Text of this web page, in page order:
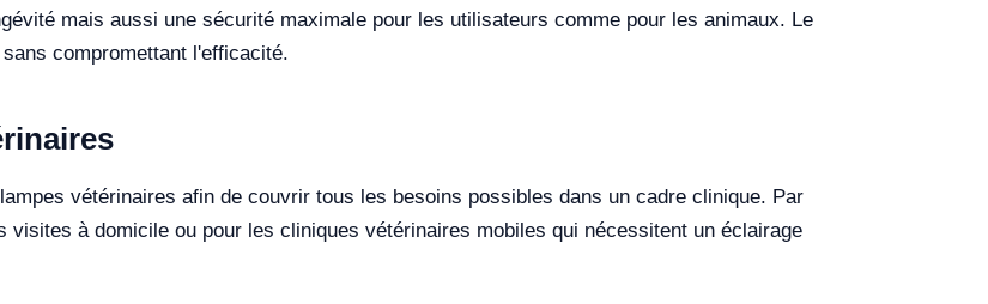
mais aussi une sécurité maximale pour les utilisateurs comme pour les animaux. Le
compromettant l'efficacité.
vétérinaires afin de couvrir tous les besoins possibles dans un cadre clinique. Par
à domicile ou pour les cliniques vétérinaires mobiles qui nécessitent un éclairage